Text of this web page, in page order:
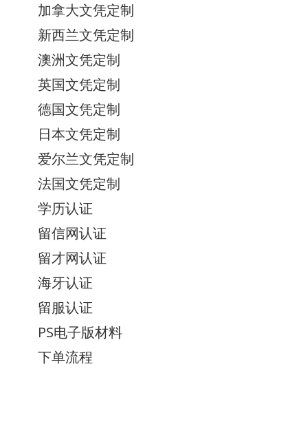
加拿大文凭定制
新西兰文凭定制
澳洲文凭定制
英国文凭定制
德国文凭定制
日本文凭定制
爱尔兰文凭定制
法国文凭定制
学历认证
留信网认证
留才网认证
海牙认证
留服认证
PS电子版材料
下单流程